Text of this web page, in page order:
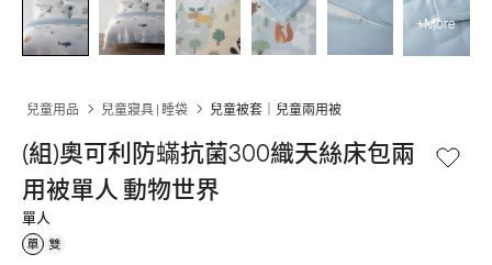
+More
兒童用品 兒童寢具 | 睡袋 兒童被套｜兒童兩用被
(組)奧可利防蟎抗菌300織天絲床包兩
用被單人 動物世界
單人